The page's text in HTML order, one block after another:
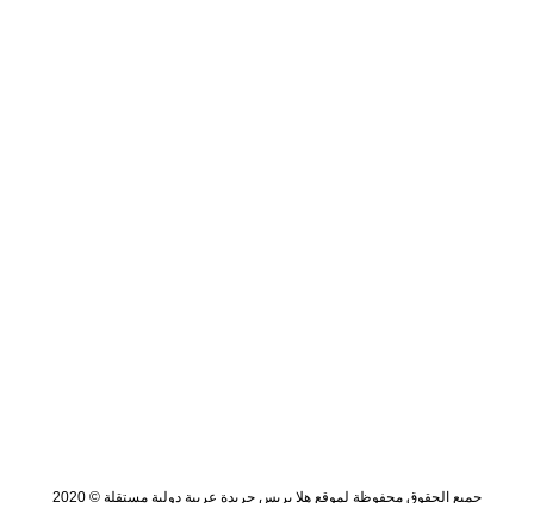
جميع الحقوق محفوظة لموقع هلا بريس جريدة عربية دولية مستقلة © 2020